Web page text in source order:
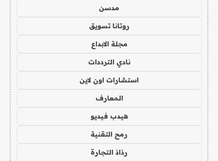
مدسن
روتانا تسويق
مجلة الابداع
نادي الترددات
استشارات اون لاين
المعارف
هيدب فيديو
رمح التقنية
رذاذ التجارة